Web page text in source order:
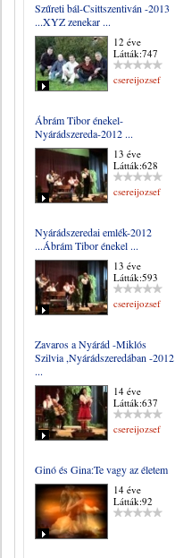
Szűreti bál-Csittszentiván -2013
...XYZ zenekar ...
12 éve
Látták:747
csereijozsef
Ábrám Tibor énekel-
Nyárádszereda-2012 ...
13 éve
Látták:628
csereijozsef
Nyárádszeredai emlék-2012
...Ábrám Tibor énekel ...
13 éve
Látták:593
csereijozsef
Zavaros a Nyárád -Miklós
Szilvia ,Nyárádszeredában -2012
...
14 éve
Látták:637
csereijozsef
Ginó és Gina:Te vagy az életem
14 éve
Látták:92